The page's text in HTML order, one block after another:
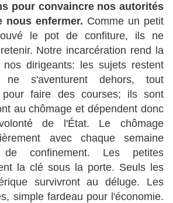
pour convaincre nos autorités
nous enfermer. Comme un petit
le pot de confiture, ils ne
Notre incarcération rend la
dirigeants: les sujets restent
s'aventurent dehors, tout
pour faire des courses; ils sont
au chômage et dépendent donc
de l'État. Le chômage
avec chaque semaine
de confinement. Les petites
la clé sous la porte. Seuls les
survivront au déluge. Les
simple fardeau pour l'économie.